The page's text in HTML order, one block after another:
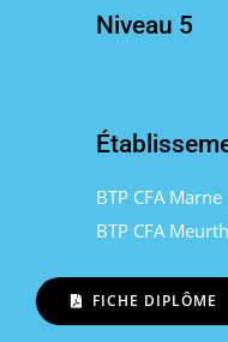
Niveau 5
BTP CFA Marne
BTP CFA
FICHE DIPLÔME